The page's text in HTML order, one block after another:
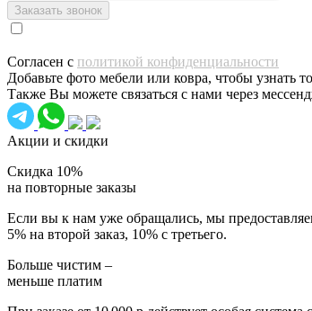
Согласен с политикой конфиденциальности
Добавьте фото мебели или ковра, чтобы узнать
Также Вы можете связаться с нами через
Акции и скидки
Скидка 10%
на повторные заказы
Если вы к нам уже обращались, мы
5% на второй заказ, 10% с третьего.
Больше чистим –
меньше платим